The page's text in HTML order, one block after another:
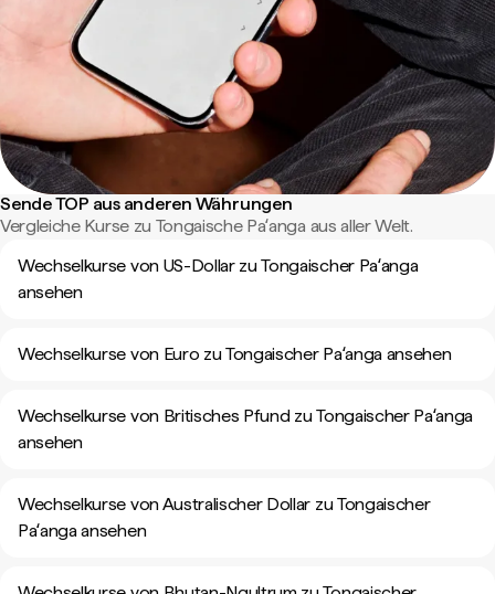
Sende TOP aus anderen Währungen
Vergleiche Kurse zu Tongaische Paʻanga aus aller Welt.
Wechselkurse von US-Dollar zu Tongaischer Paʻanga
ansehen
Wechselkurse von Euro zu Tongaischer Paʻanga ansehen
Wechselkurse von Britisches Pfund zu Tongaischer Paʻanga
ansehen
Wechselkurse von Australischer Dollar zu Tongaischer
Paʻanga ansehen